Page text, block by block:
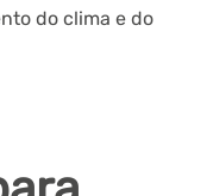
do clima e do